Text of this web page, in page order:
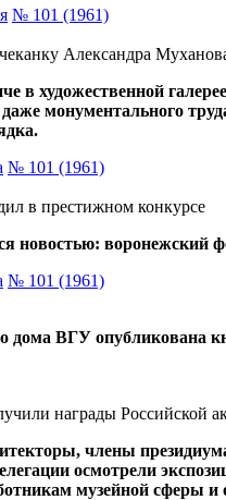
№ 101 (1961)
Александра
в художественной
монументального
№ 101 (1961)
в престижном конкурсе
новостью:
№ 101 (1961)
дома ВГУ опубликована
награды Российской
члены
осмотрели
музейной сферы